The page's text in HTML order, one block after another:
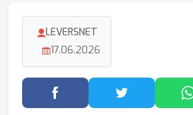
LEVERSNET
17.06.2026
Facebook'ta Paylaş
Twitter'da